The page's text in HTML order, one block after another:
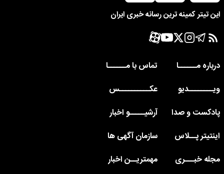
این تیتر کمینه ترین رسانه خبری ایران
درباره مــــــا
تماس با مــــــا
ویــــــــدیو
عکــــــــــس
پادکست و صدا
آرشیـــــو اخبار
اینتیتر پــلاس
سازمان آگهی ها
مجله خبـــری
مهمتریــن اخبار